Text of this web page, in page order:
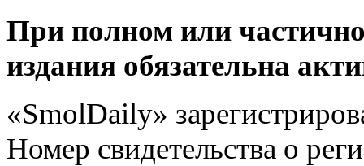
При полном или
издания обязательна
«SmolDaily»
Номер свидетельства о